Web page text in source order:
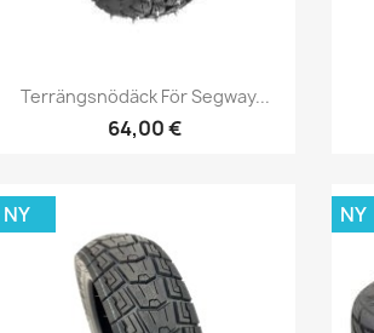
Snabbvy
Terrängsnödäck För Segway...
64,00 €
NY NY